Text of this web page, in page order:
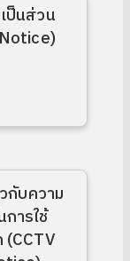
ป็นส่วน
กับความ
ารใช้